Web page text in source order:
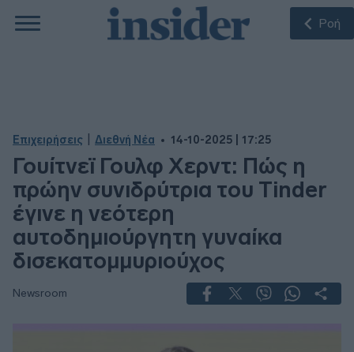
Ροή
Επιχειρήσεις Διεθνή Νέα 14-10-2025 | 17:25
Γουίτνεϊ Γουλφ Χερντ: Πώς η
πρώην συνιδρύτρια του Tinder
έγινε η νεότερη
αυτοδημιούργητη γυναίκα
δισεκατομμυριούχος
Newsroom